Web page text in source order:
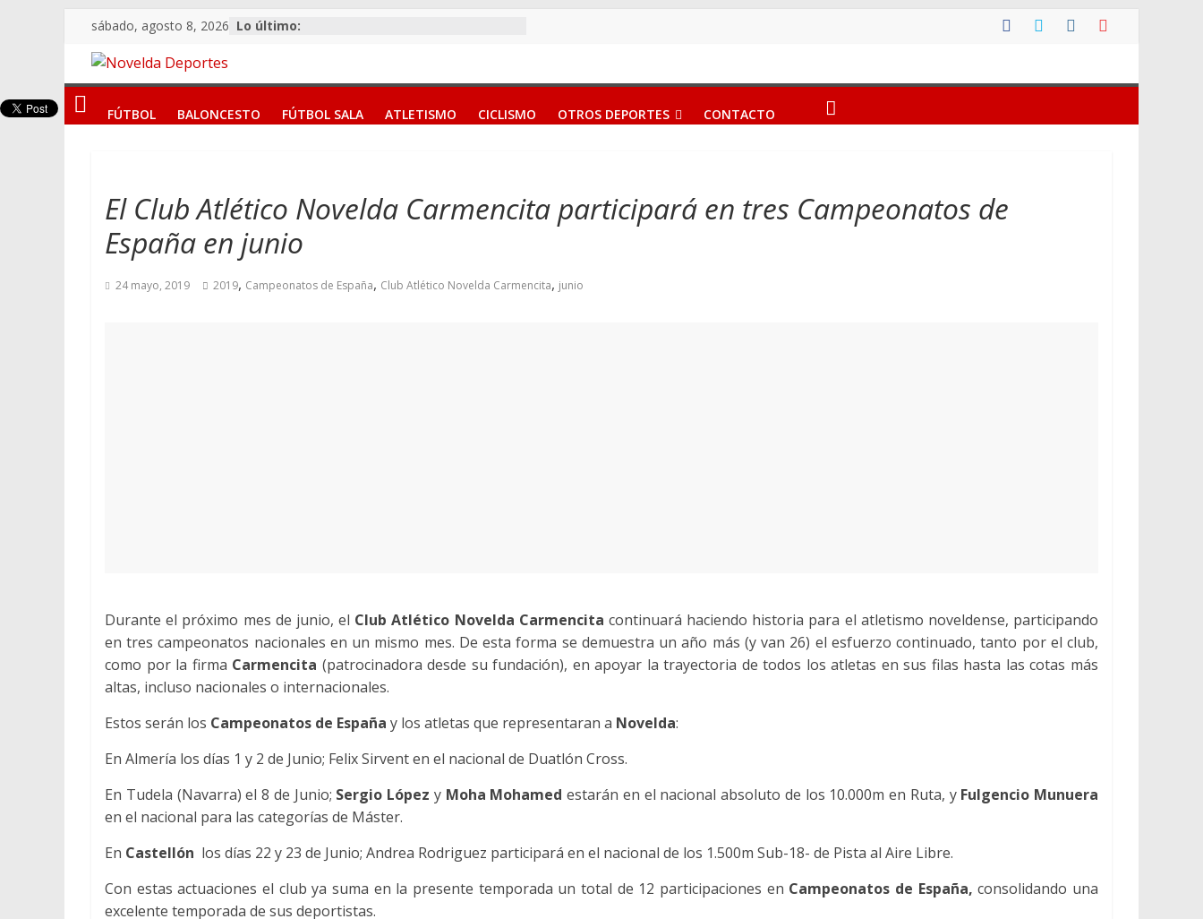
Saltar
contenido
sábado, agosto 8, 2026 Lo último:
Novelda
Deportes
nuestro
deporte
FÚTBOL BALONCESTO FÚTBOL SALA ATLETISMO CICLISMO OTROS DEPORTES CONTACTO
El Club Atlético Novelda Carmencita participará en tres Campeonatos de
España en junio
24 mayo, 2019 2019, Campeonatos de España, Club Atlético Novelda Carmencita, junio
Durante el próximo mes de junio, el Club Atlético Novelda Carmencita continuará haciendo historia para el atletismo noveldense, participando
en tres campeonatos nacionales en un mismo mes. De esta forma se demuestra un año más (y van 26) el esfuerzo continuado, tanto por el club,
como por la firma Carmencita (patrocinadora desde su fundación), en apoyar la trayectoria de todos los atletas en sus filas hasta las cotas más
altas, incluso nacionales o internacionales.
Estos serán los Campeonatos de España y los atletas que representaran a Novelda:
En Almería los días 1 y 2 de Junio; Felix Sirvent en el nacional de Duatlón Cross.
En Tudela (Navarra) el 8 de Junio; Sergio López y Moha Mohamed estarán en el nacional absoluto de los 10.000m en Ruta, y Fulgencio Munuera
en el nacional para las categorías de Máster.
En Castellón los días 22 y 23 de Junio; Andrea Rodriguez participará en el nacional de los 1.500m Sub-18- de Pista al Aire Libre.
Con estas actuaciones el club ya suma en la presente temporada un total de 12 participaciones en Campeonatos de España, consolidando una
excelente temporada de sus deportistas.